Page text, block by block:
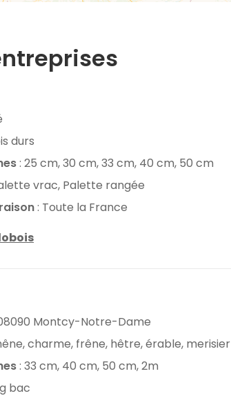
durs
: 25 cm, 30 cm, 33 cm, 40 cm, 50 cm
vrac, Palette rangée
: Toute la France
08090 Montcy-Notre-Dame
charme, frêne, hêtre, érable, merisier
: 33 cm, 40 cm, 50 cm, 2m
bac